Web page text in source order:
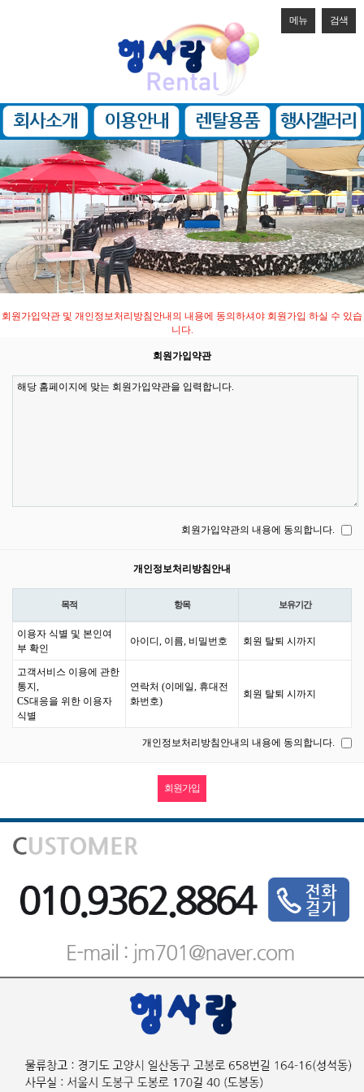
메뉴 검색
회원가입약관 및 개인정보처리방침안내의 내용에 동의하셔야 회원가입 하실 수 있습
니다.
회원가입약관
회원가입약관의 내용에 동의합니다.
개인정보처리방침안내
목적 항목 보유기간
이용자 식별 및 본인여
부 확인
아이디, 이름, 비밀번호 회원 탈퇴 시까지
고객서비스 이용에 관한
통지,
CS대응을 위한 이용자
식별
연락처 (이메일, 휴대전
화번호)
회원 탈퇴 시까지
개인정보처리방침안내의 내용에 동의합니다.